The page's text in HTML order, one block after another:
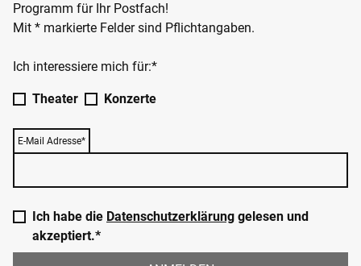
Programm für Ihr Postfach!
Mit * markierte Felder sind Pflichtangaben.
Ich interessiere mich für:*
Theater Konzerte
E-Mail Adresse*
Ich habe die Datenschutzerklärung gelesen und
akzeptiert.*